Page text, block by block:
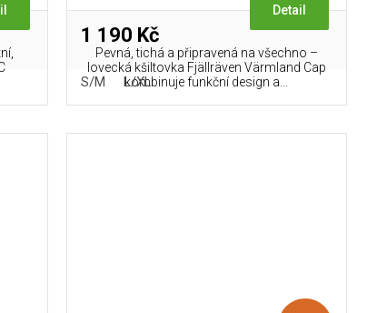
1 190 Kč
Detail
Pevná, tichá a připravená na všechno –
lovecká kšiltovka Fjällräven Värmland Cap
kombinuje funkční design a...
S/M L/XL